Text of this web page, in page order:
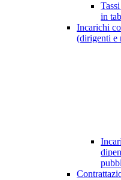
in
Incarichi
(dirigenti e